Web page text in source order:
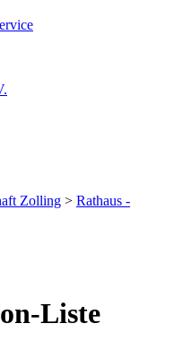
Zolling > Rathaus -
Liste